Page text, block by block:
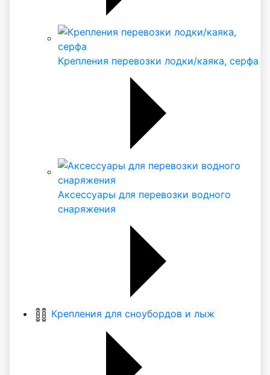
Крепления перевозки лодки/каяка, серфа
Аксессуары для перевозки водного
снаряжения
Крепления для сноубордов и лыж